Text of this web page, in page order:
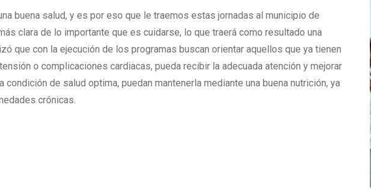
buena salud, y es por eso que le traemos estas jornadas al municipio de
clara de lo importante que es cuidarse, lo que traerá como resultado una
que con la ejecución de los programas buscan orientar aquellos que ya tienen
o complicaciones cardiacas, pueda recibir la adecuada atención y mejorar
de salud optima, puedan mantenerla mediante una buena nutrición, ya
crónicas.